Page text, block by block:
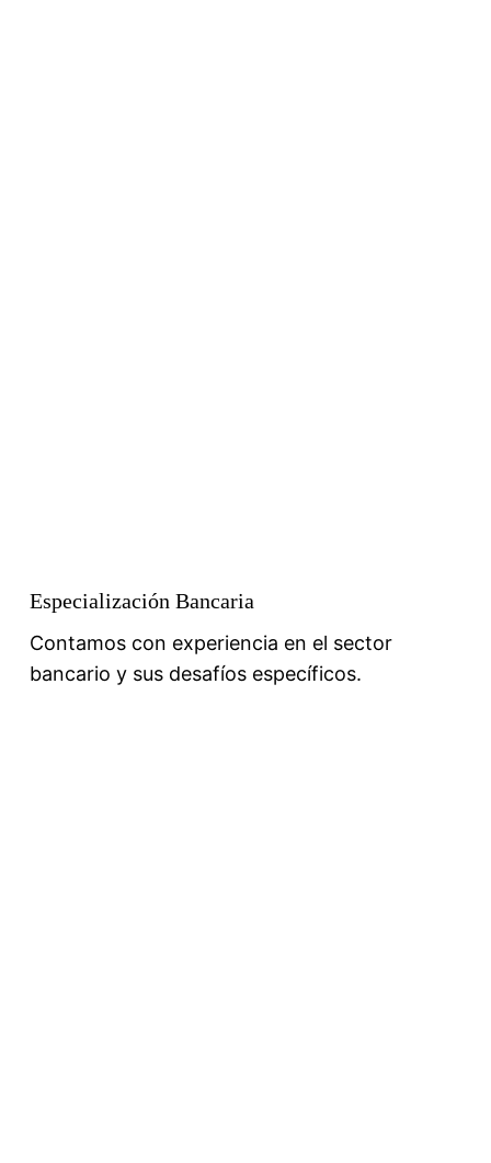
Especialización Bancaria
Contamos con experiencia en el sector
bancario y sus desafíos específicos.